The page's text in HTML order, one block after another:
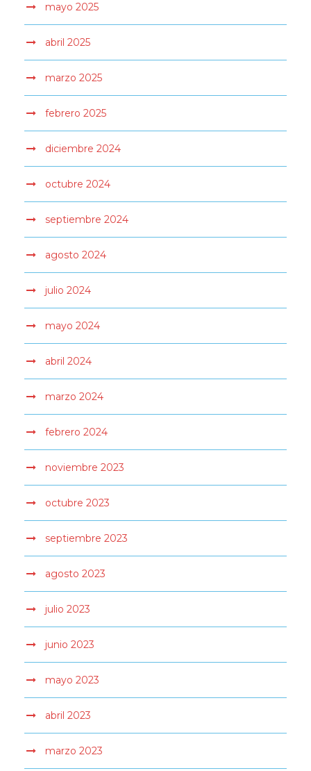
mayo 2025
abril 2025
marzo 2025
febrero 2025
diciembre 2024
octubre 2024
septiembre 2024
agosto 2024
julio 2024
mayo 2024
abril 2024
marzo 2024
febrero 2024
noviembre 2023
octubre 2023
septiembre 2023
agosto 2023
julio 2023
junio 2023
mayo 2023
abril 2023
marzo 2023